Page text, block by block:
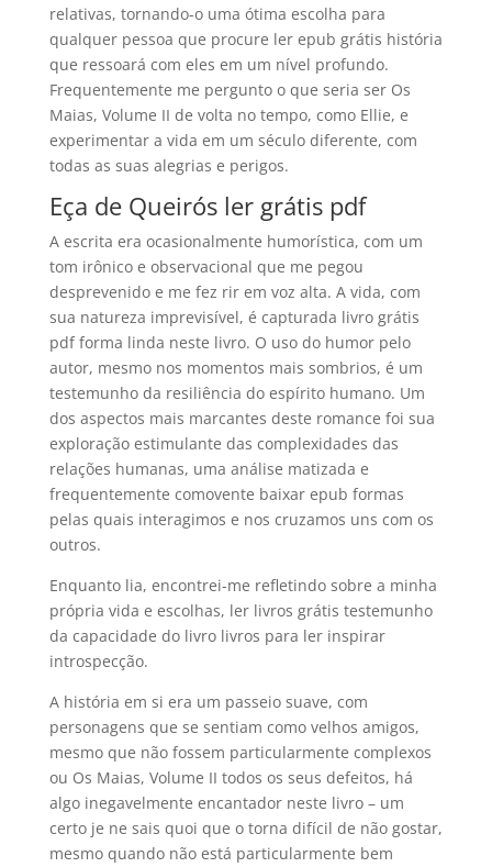
relativas, tornando-o uma ótima escolha para
qualquer pessoa que procure ler epub grátis história
que ressoará com eles em um nível profundo.
Frequentemente me pergunto o que seria ser Os
Maias, Volume II de volta no tempo, como Ellie, e
experimentar a vida em um século diferente, com
todas as suas alegrias e perigos.
Eça de Queirós ler grátis pdf
A escrita era ocasionalmente humorística, com um
tom irônico e observacional que me pegou
desprevenido e me fez rir em voz alta. A vida, com
sua natureza imprevisível, é capturada livro grátis
pdf forma linda neste livro. O uso do humor pelo
autor, mesmo nos momentos mais sombrios, é um
testemunho da resiliência do espírito humano. Um
dos aspectos mais marcantes deste romance foi sua
exploração estimulante das complexidades das
relações humanas, uma análise matizada e
frequentemente comovente baixar epub formas
pelas quais interagimos e nos cruzamos uns com os
outros.
Enquanto lia, encontrei-me refletindo sobre a minha
própria vida e escolhas, ler livros grátis testemunho
da capacidade do livro livros para ler inspirar
introspecção.
A história em si era um passeio suave, com
personagens que se sentiam como velhos amigos,
mesmo que não fossem particularmente complexos
ou Os Maias, Volume II todos os seus defeitos, há
algo inegavelmente encantador neste livro – um
certo je ne sais quoi que o torna difícil de não gostar,
mesmo quando não está particularmente bem